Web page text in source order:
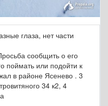
глаза, нет части
сообщить о его
поймать или подойти к
в районе Ясенево . 3
34 к2, 4